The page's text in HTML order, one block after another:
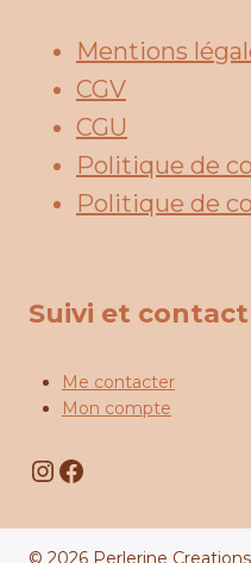
Mentions
CGV
CGU
Politique de
Politique de
Suivi et contact
Me contacter
Mon compte
Instagram
Facebook
© 2026 Perlerine